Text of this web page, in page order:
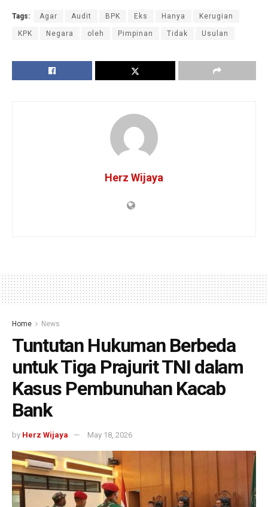
Tags: Agar Audit BPK Eks Hanya Kerugian
KPK Negara oleh Pimpinan Tidak Usulan
Herz Wijaya
Home News
Tuntutan Hukuman Berbeda
untuk Tiga Prajurit TNI dalam
Kasus Pembunuhan Kacab
Bank
by Herz Wijaya May 18, 2026